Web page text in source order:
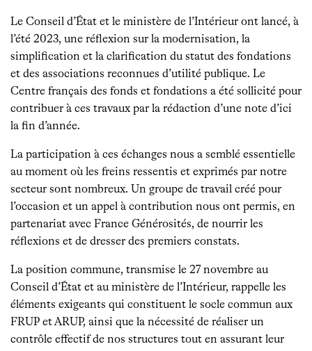
Le Conseil d’État et le ministère de l’Intérieur ont lancé, à
l’été 2023, une réflexion sur la modernisation, la
simplification et la clarification du statut des fondations
et des associations reconnues d’utilité publique. Le
Centre français des fonds et fondations a été sollicité pour
contribuer à ces travaux par la rédaction d’une note d’ici
la fin d’année.
La participation à ces échanges nous a semblé essentielle
au moment où les freins ressentis et exprimés par notre
secteur sont nombreux. Un groupe de travail créé pour
l’occasion et un appel à contribution nous ont permis, en
partenariat avec France Générosités, de nourrir les
réflexions et de dresser des premiers constats.
La position commune, transmise le 27 novembre au
Conseil d’État et au ministère de l’Intérieur, rappelle les
éléments exigeants qui constituent le socle commun aux
FRUP et ARUP, ainsi que la nécessité de réaliser un
contrôle effectif de nos structures tout en assurant leur